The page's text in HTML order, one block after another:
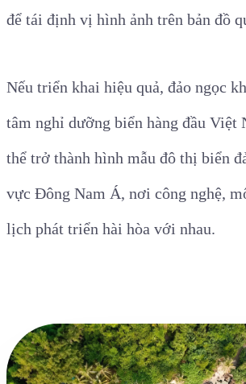
để tái định vị hình ảnh trên bản đồ
Nếu triển khai hiệu quả, đảo ngọc
tâm nghỉ dưỡng biển hàng đầu Việt
thể trở thành hình mẫu đô thị biển
vực Đông Nam Á, nơi công nghệ,
lịch phát triển hài hòa với nhau.